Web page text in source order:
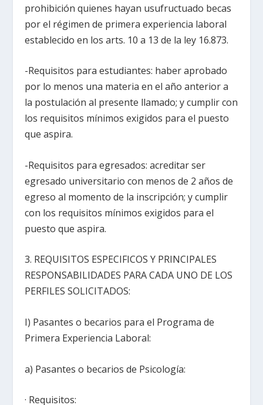
prohibición quienes hayan usufructuado becas
por el régimen de primera experiencia laboral
establecido en los arts. 10 a 13 de la ley 16.873.
-Requisitos para estudiantes: haber aprobado
por lo menos una materia en el año anterior a
la postulación al presente llamado; y cumplir con
los requisitos mínimos exigidos para el puesto
que aspira.
-Requisitos para egresados: acreditar ser
egresado universitario con menos de 2 años de
egreso al momento de la inscripción; y cumplir
con los requisitos mínimos exigidos para el
puesto que aspira.
3. REQUISITOS ESPECIFICOS Y PRINCIPALES
RESPONSABILIDADES PARA CADA UNO DE LOS
PERFILES SOLICITADOS:
I) Pasantes o becarios para el Programa de
Primera Experiencia Laboral:
a) Pasantes o becarios de Psicología:
· Requisitos: